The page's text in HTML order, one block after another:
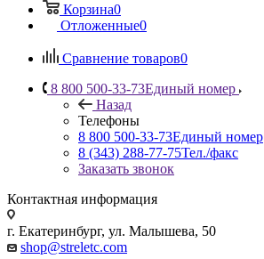
Корзина0
Отложенные0
Сравнение товаров0
8 800 500-33-73Единый номер
Назад
Телефоны
8 800 500-33-73Единый номер
8 (343) 288-77-75Тел./факс
Заказать звонок
Контактная информация
г. Екатеринбург, ул. Малышева, 50
shop@streletc.com